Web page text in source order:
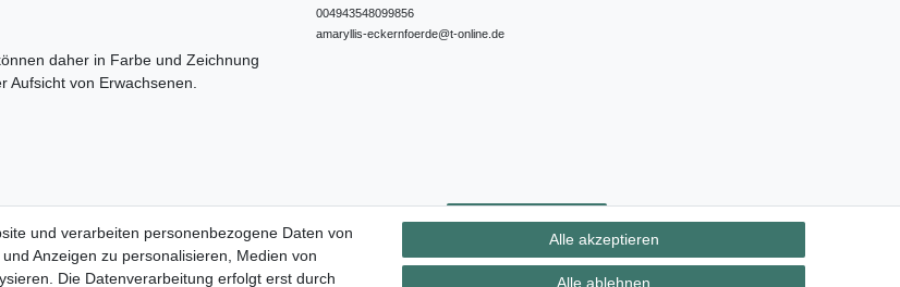
daher in Farbe und Zeichnung
von Erwachsenen.
004943548099856
amaryllis-eckernfoerde@t-online.de
Widerrufs­recht Vertrag widerrufen Kontakt
und verarbeiten personenbezogene Daten von
Anzeigen zu personalisieren, Medien von
Die Datenverarbeitung erfolgt erst durch
Alle akzeptieren
Alle ablehnen